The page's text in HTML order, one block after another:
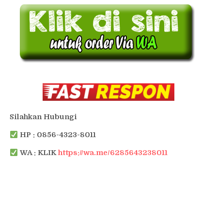
Silahkan Hubungi
HP : 0856-4323-8011
WA : KLIKhttps://wa.me/6285643238011